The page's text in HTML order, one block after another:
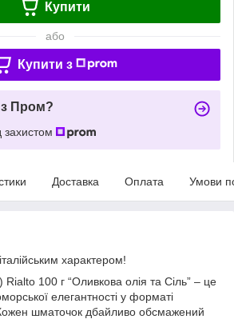
Купити
або
Купити з
з Пром?
захистом
Доставка Оплата Умови
характером!
Rialto 100 г “Оливкова олія та Сіль” – це
елегантності у форматі
Кожен шматочок дбайливо обсмажений